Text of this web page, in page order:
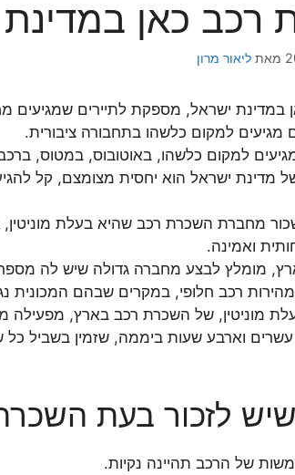
רכב כאן
מאת ליאור מרון
במדינת ישראל, מספקת לתיירים שמגיעים
למקום כלשהו בתחבורה ציבורית.
למקום כלשהו, באוטובוס, במטוס,
מדינת ישראל הוא יחסית מצומצם, קל
מחברת השכרת רכב שהיא בעלת
ואמינה.
מומלץ לבצע מחברה גדולה שיש לה
רכב חלופי, במקרים שבהם המכונית
מוניטין, של השכרת רכב בארץ, מפעילה
וארבע שעות ביממה, שזמין בשביל כל
לזכור בעת